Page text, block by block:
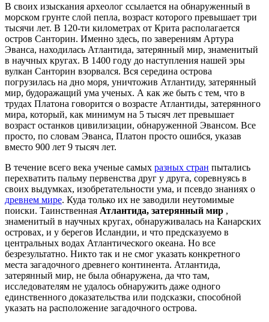
В своих изыскания археолог ссылается на обнаруженный в
морском грунте слой пепла, возраст которого превышает три
тысячи лет. В 120-ти километрах от Крита располагается
остров Санторин. Именно здесь, по заверениям Артура
Эванса, находилась Атлантида, затерянный мир, знаменитый
в научных кругах. В 1400 году до наступления нашей эры
вулкан Санторин взорвался. Вся середина острова
погрузилась на дно моря, уничтожив Атлантиду, затерянный
мир, будоражащий ума ученых. А как же быть с тем, что в
трудах Платона говорится о возрасте Атлантиды, затерянного
мира, который, как минимум на 5 тысяч лет превышает
возраст останков цивилизации, обнаруженной Эвансом. Все
просто, по словам Эванса, Платон просто ошибся, указав
вместо 900 лет 9 тысяч лет.
В течение всего века ученые самых разных стран пытались
перехватить пальму первенства друг у друга, соревнуясь в
своих выдумках, изобретательности ума, и псевдо знаниях о
древнем мире. Куда только их не заводили неутомимые
поиски. Таинственная Атлантида, затерянный мир ,
знаменитый в научных кругах, обнаруживалась на Канарских
островах, и у берегов Исландии, и что предсказуемо в
центральных водах Атлантического океана. Но все
безрезультатно. Никто так и не смог указать конкретного
места загадочного древнего континента. Атлантида,
затерянный мир, не была обнаружена, да что там,
исследователям не удалось обнаружить даже одного
единственного доказательства или подсказки, способной
указать на расположение загадочного острова.